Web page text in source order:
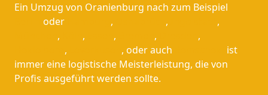
Ein Umzug von Oranienburg nach zum Beispiel
oder , ,
,
, , , ,
,
, , oder auch
ist
immer eine logistische Meisterleistung, die von
Profis ausgeführt werden sollte.